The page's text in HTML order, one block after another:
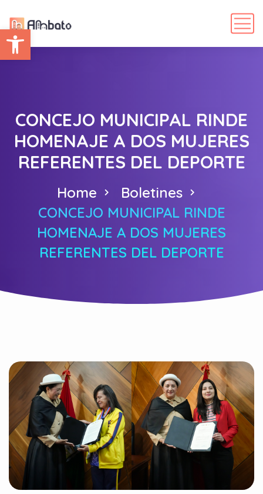
Abrir barra de herramientas
CONCEJO MUNICIPAL RINDE
HOMENAJE A DOS MUJERES
REFERENTES DEL DEPORTE
Home
Boletines
CONCEJO MUNICIPAL RINDE
HOMENAJE A DOS MUJERES
REFERENTES DEL DEPORTE